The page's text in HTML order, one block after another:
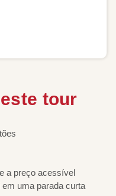
tour
a preço acessível
uma parada curta